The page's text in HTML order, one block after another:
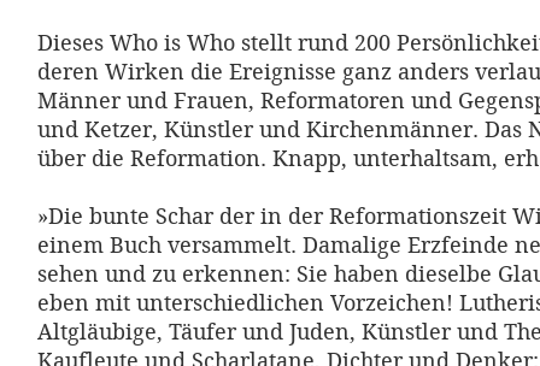
Dieses Who is Who stellt rund 200
deren Wirken die Ereignisse ganz anders
Männer und Frauen, Reformatoren und
und Ketzer, Künstler und Kirchenmänner. Das
über die Reformation. Knapp, unterhaltsam,
»Die bunte Schar der in der Reformationszeit
einem Buch versammelt. Damalige Erzfeinde
sehen und zu erkennen: Sie haben dieselbe
eben mit unterschiedlichen Vorzeichen!
Altgläubige, Täufer und Juden, Künstler und
Kaufleute und Scharlatane, Dichter und